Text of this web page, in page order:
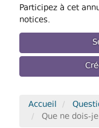
Participez à cet
notices.
Accueil
Que ne dois-